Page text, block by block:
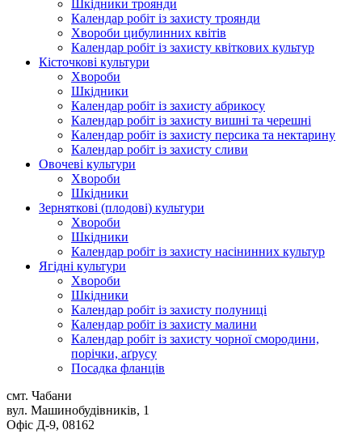
Шкідники троянди
Календар робіт із захисту троянди
Хвороби цибулинних квітів
Календар робіт із захисту квіткових культур
Кісточкові культури
Хвороби
Шкідники
Календар робіт із захисту абрикосу
Календар робіт із захисту вишні та черешні
Календар робіт із захисту персика та нектарину
Календар робіт із захисту сливи
Овочеві культури
Хвороби
Шкідники
Зерняткові (плодові) культури
Хвороби
Шкідники
Календар робіт із захисту насінинних культур
Ягідні культури
Хвороби
Шкідники
Календар робіт із захисту полуниці
Календар робіт із захисту малини
Календар робіт із захисту чорної смородини,
порічки, аґрусу
Посадка фланців
смт. Чабани
вул. Машинобудівників, 1
Офіс Д-9, 08162